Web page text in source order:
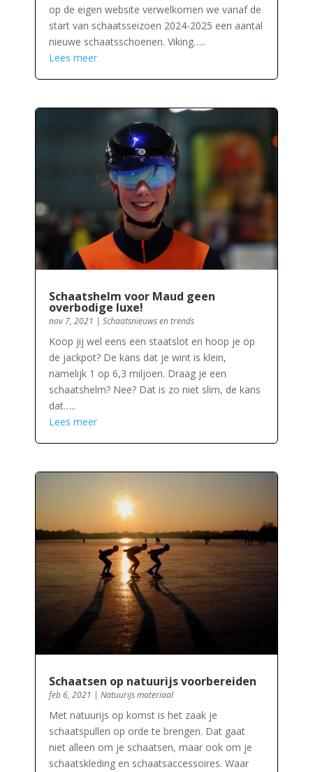
op de eigen website verwelkomen we vanaf de
start van schaatsseizoen 2024-2025 een aantal
nieuwe schaatsschoenen. Viking…..
Lees meer
Schaatshelm voor Maud geen
overbodige luxe!
nov 7, 2021 | Schaatsnieuws en trends
Koop jij wel eens een staatslot en hoop je op
de jackpot? De kans dat je wint is klein,
namelijk 1 op 6,3 miljoen. Draag je een
schaatshelm? Nee? Dat is zo niet slim, de kans
dat…..
Lees meer
Schaatsen op natuurijs voorbereiden
feb 6, 2021 | Natuurijs materiaal
Met natuurijs op komst is het zaak je
schaatspullen op orde te brengen. Dat gaat
niet alleen om je schaatsen, maar ook om je
schaatskleding en schaatsaccessoires. Waar